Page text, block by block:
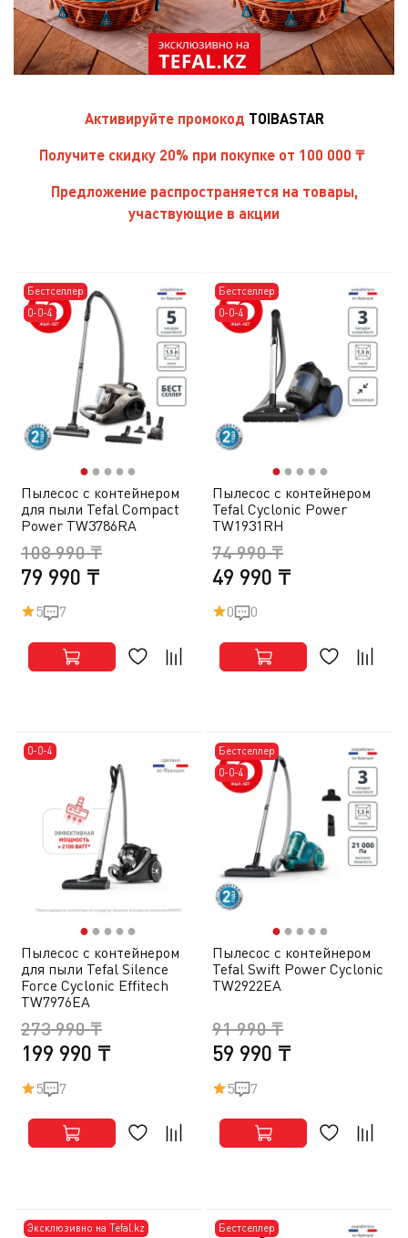
Активируйте промокод TOIBASTAR
Получите скидку 20% при покупке от 100 000 ₸
Предложение распространяется на товары,
участвующие в акции
Бестселлер
0-0-4
●● ● ● ●
Пылесос с контейнером
для пыли Tefal Compact
Power TW3786RA
79 990 ₸
108 990 ₸
5 7
Бестселлер
0-0-4
●● ● ● ●
Пылесос с контейнером
Tefal Cyclonic Power
TW1931RH
49 990 ₸
74 990 ₸
0 0
0-0-4
●● ● ● ●
Пылесос с контейнером
для пыли Tefal Silence
Force Cyclonic Effitech
TW7976EA
199 990 ₸
273 990 ₸
5 7
Бестселлер
0-0-4
●● ● ● ●
Пылесос с контейнером
Tefal Swift Power Cyclonic
TW2922EA
59 990 ₸
91 990 ₸
5 7
Эксклюзивно на Tefal.kz Бестселлер